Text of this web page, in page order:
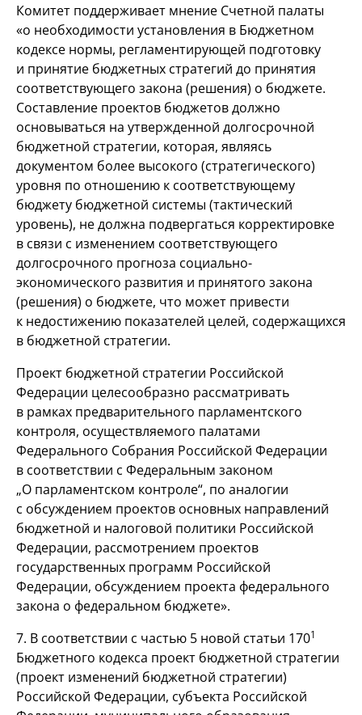
Комитет поддерживает мнение Счетной палаты
«о необходимости установления в Бюджетном
кодексе нормы, регламентирующей подготовку
и принятие бюджетных стратегий до принятия
соответствующего закона (решения) о бюджете.
Составление проектов бюджетов должно
основываться на утвержденной долгосрочной
бюджетной стратегии, которая, являясь
документом более высокого (стратегического)
уровня по отношению к соответствующему
бюджету бюджетной системы (тактический
уровень), не должна подвергаться корректировке
в связи с изменением соответствующего
долгосрочного прогноза социально-
экономического развития и принятого закона
(решения) о бюджете, что может привести
к недостижению показателей целей, содержащихся
в бюджетной стратегии.
Проект бюджетной стратегии Российской
Федерации целесообразно рассматривать
в рамках предварительного парламентского
контроля, осуществляемого палатами
Федерального Собрания Российской Федерации
в соответствии с Федеральным законом
„О парламентском контроле“, по аналогии
с обсуждением проектов основных направлений
бюджетной и налоговой политики Российской
Федерации, рассмотрением проектов
государственных программ Российской
Федерации, обсуждением проекта федерального
закона о федеральном бюджете».
7. В соответствии с частью 5 новой статьи 1701
Бюджетного кодекса проект бюджетной стратегии
(проект изменений бюджетной стратегии)
Российской Федерации, субъекта Российской